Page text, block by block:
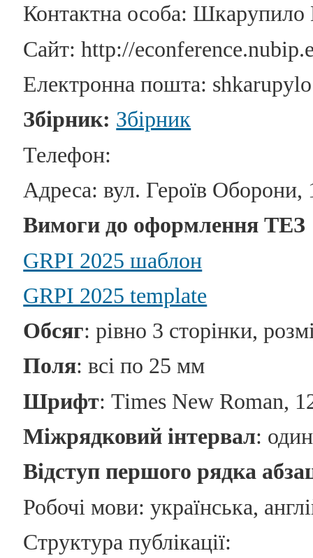
Контактна особа: Шкарупило
Сайт: http://
Електронна пошта:
Збірник: Збірник
Телефон:
Адреса: вул. Героїв Оборони,
Вимоги до оформлення ТЕЗ
GRPI 2025 шаблон
GRPI 2025 template
Обсяг: рівно 3 сторінки,
Поля: всі по 25 мм
Шрифт: Times New Roman,
Міжрядковий інтервал:
Відступ першого рядка
Робочі мови: українська,
Структура публікації: